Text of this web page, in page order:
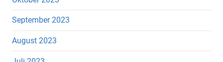
September 2023
August 2023